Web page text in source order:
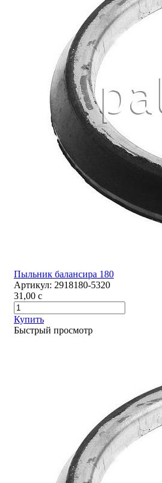
Пыльник балансира 180
Артикул: 2918180-5320
31,00 c
Купить
Быстрый просмотр